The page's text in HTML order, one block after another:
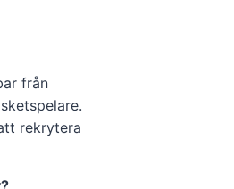
från
rekrytera